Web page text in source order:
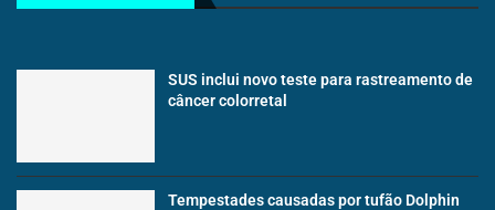
SUS inclui novo teste para rastreamento de
câncer colorretal
Tempestades causadas por tufão Dolphin